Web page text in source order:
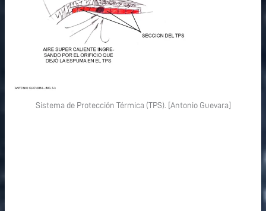
Sistema de Protección Térmica (TPS). [Antonio Guevara]